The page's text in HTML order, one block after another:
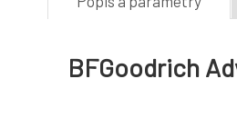
BFGoodrich